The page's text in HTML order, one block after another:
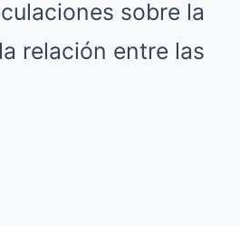
sobre la
relación entre las